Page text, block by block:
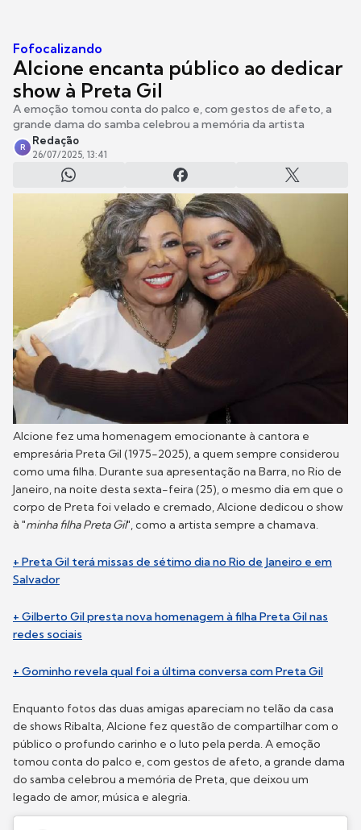
Fofocalizando
Alcione encanta público ao dedicar
show à Preta Gil
A emoção tomou conta do palco e, com gestos de afeto, a
grande dama do samba celebrou a memória da artista
R
Redação
26/07/2025, 13:41
Alcione fez uma homenagem emocionante à cantora e
empresária Preta Gil (1975-2025), a quem sempre considerou
como uma filha. Durante sua apresentação na Barra, no Rio de
Janeiro, na noite desta sexta-feira (25), o mesmo dia em que o
corpo de Preta foi velado e cremado, Alcione dedicou o show
à "minha filha Preta Gil", como a artista sempre a chamava.
+ Preta Gil terá missas de sétimo dia no Rio de Janeiro e em
Salvador
+ Gilberto Gil presta nova homenagem à filha Preta Gil nas
redes sociais
+ Gominho revela qual foi a última conversa com Preta Gil
Enquanto fotos das duas amigas apareciam no telão da casa
de shows Ribalta, Alcione fez questão de compartilhar com o
público o profundo carinho e o luto pela perda. A emoção
tomou conta do palco e, com gestos de afeto, a grande dama
do samba celebrou a memória de Preta, que deixou um
legado de amor, música e alegria.